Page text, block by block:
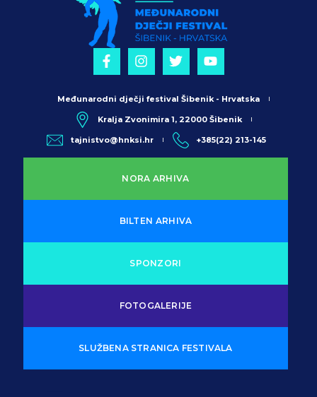
NORA ARHIVA
BILTEN ARHIVA
SPONZORI
FOTOGALERIJE
SLUŽBENA STRANICA FESTIVALA
Međunarodni dječji festival Šibenik - Hrvatska
Kralja Zvonimira 1, 22000 Šibenik
tajnistvo@hnksi.hr +385(22) 213-145